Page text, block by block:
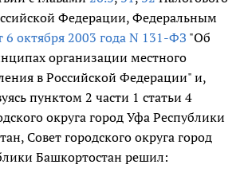
Федерации, Федеральным
6 октября 2003 года N 131-ФЗ "Об
организации местного
в Российской Федерации" и,
пунктом 2 части 1 статьи 4
округа город Уфа Республики
Совет городского округа город
Башкортостан решил: